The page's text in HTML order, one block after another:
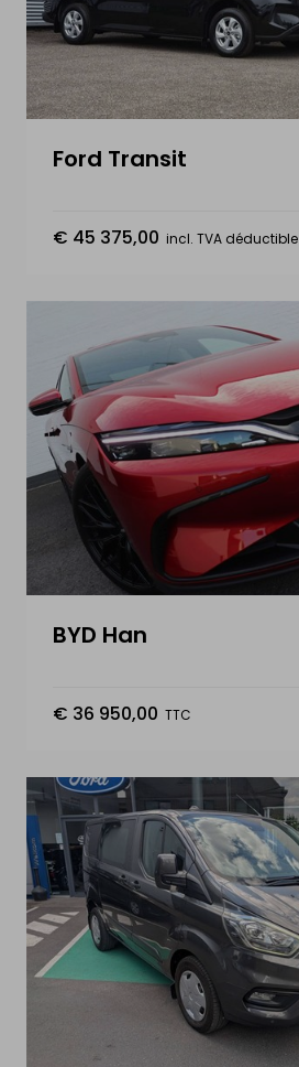
Nouvelles & actualité
Services
Contact
S'inscrire
Vendre
NL | FR | EN
Ford Transit
€ 45 375,00 incl. TVA déductible
BYD Han
€ 36 950,00 TTC